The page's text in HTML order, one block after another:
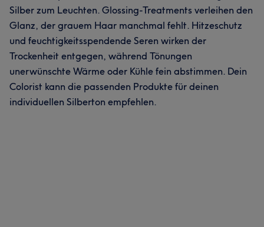
Silber zum Leuchten. Glossing-Treatments verleihen den
Glanz, der grauem Haar manchmal fehlt. Hitzeschutz
und feuchtigkeitsspendende Seren wirken der
Trockenheit entgegen, während Tönungen
unerwünschte Wärme oder Kühle fein abstimmen. Dein
Colorist kann die passenden Produkte für deinen
individuellen Silberton empfehlen.